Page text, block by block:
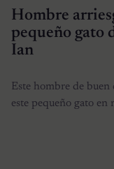
Hombre
pequeño gato
Ian
Este hombre de buen
este pequeño gato